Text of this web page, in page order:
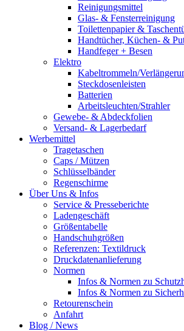
Reinigungsmittel
Glas- & Fensterreinigung
Toilettenpapier &
Handtücher, Küchen- &
Handfeger + Besen
Elektro
Kabeltrommeln/
Steckdosenleisten
Batterien
Arbeitsleuchten/Strahler
Gewebe- & Abdeckfolien
Versand- & Lagerbedarf
Werbemittel
Tragetaschen
Caps / Mützen
Schlüsselbänder
Regenschirme
Über Uns & Infos
Service & Presseberichte
Ladengeschäft
Größentabelle
Handschuhgrößen
Referenzen: Textildruck
Druckdatenanlieferung
Normen
Infos & Normen zu
Infos & Normen zu
Retourenschein
Anfahrt
Blog / News